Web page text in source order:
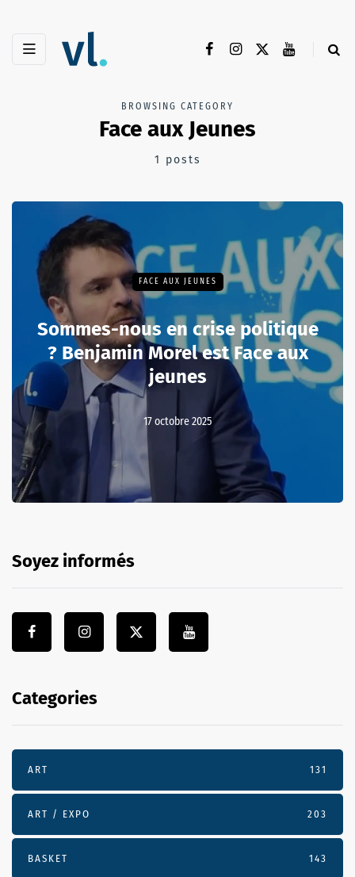
BROWSING CATEGORY
Face aux Jeunes
1 posts
FACE AUX JEUNES
Sommes-nous en crise politique
? Benjamin Morel est Face aux
jeunes
17 octobre 2025
Soyez informés
Categories
ART 131
ART / EXPO 203
BASKET 143